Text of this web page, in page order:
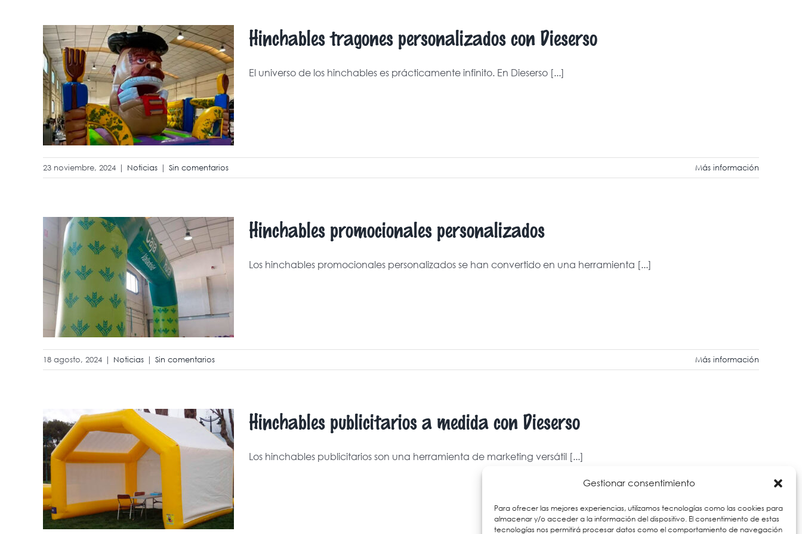
Gestionar consentimiento
Para ofrecer las mejores experiencias, utilizamos tecnologías como las cookies para
almacenar y/o acceder a la información del dispositivo. El consentimiento de estas
tecnologías nos permitirá procesar datos como el comportamiento de navegación
Hinchables tragones personalizados con Dieserso
El universo de los hinchables es prácticamente infinito. En Dieserso [...]
23 noviembre, 2024 | Noticias | Sin comentarios Más información
Hinchables promocionales personalizados
Los hinchables promocionales personalizados se han convertido en una herramienta [...]
18 agosto, 2024 | Noticias | Sin comentarios Más información
Hinchables publicitarios a medida con Dieserso
Los hinchables publicitarios son una herramienta de marketing versátil [...]